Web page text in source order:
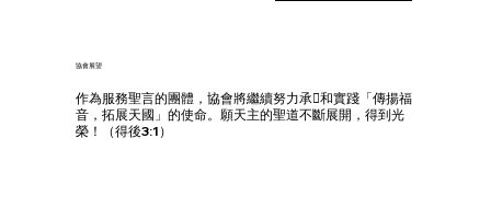
作為服務聖言的團體，協會將繼續努力承和實踐「傳揚福
音，拓展天國」的使命。願天主的聖道不斷展開，得到光
榮！（得後3:1）
協會展望